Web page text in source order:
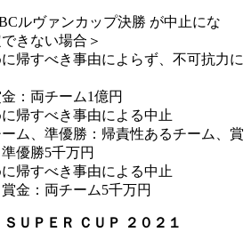
ルヴァンカップ決勝 が中止にな
きない場合＞
帰すべき事由によらず、不可抗力に
：両チーム1億円
帰すべき事由による中止
ム、準優勝：帰責性あるチーム、賞
優勝5千万円
帰すべき事由による中止
金：両チーム5千万円
ＵＰＥＲ ＣＵＰ ２０２１